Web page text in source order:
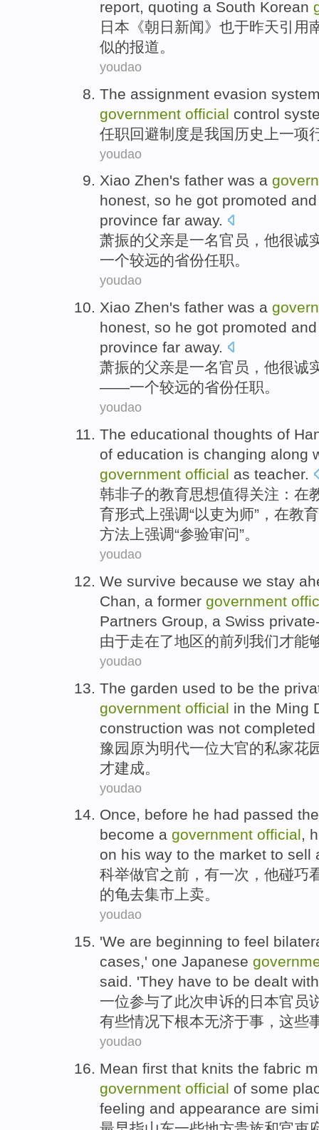
report, quoting a South Korean
日本 《朝日 新闻》 也于昨天引用
似的报道。
youdao
The assignment evasion
government official control
任职 回避制度是我国历史 上一项
youdao
Xiao Zhen's father was a
honest, so he got promoted and
province far away.
萧振的父亲是一名官员 ， 他很诚
一个较远的省份任职。
youdao
Xiao Zhen's father was a
honest, so he got promoted and
province far away.
萧振的父亲是一名官员 ， 他很诚
——一个较远的省份任职。
youdao
The educational thoughts of
of education is changing along
government official as teacher.
韩非子的教育思想值得关注：在
育形式上强调“以吏为师”， 在教
方法上强调“参验审问”。
youdao
We survive because we stay
Chan, a former government
Partners Group, a Swiss
由于走在了地区的前列 我们才能
youdao
The garden used to be the
government official in the Ming
construction was not completed
豫园 原为明代一位大官的私家花
才建成 。
youdao
Once, before he had passed
become a government official,
on his way to the market to sell
科举做官之前 ， 有一次 ， 他碰巧
的龟去集市 上卖。
youdao
'We are beginning to feel
cases,' one Japanese
said. 'They have to be dealt
一位参与了此次申诉的 日本官员
有些情况下根本无济于事， 这些
youdao
Mean first that knits the fabric
government official of some
feeling and appearance are